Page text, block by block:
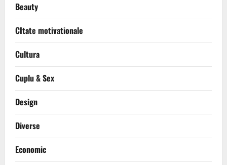
Beauty
CItate motivationale
Cultura
Cuplu & Sex
Design
Diverse
Economic